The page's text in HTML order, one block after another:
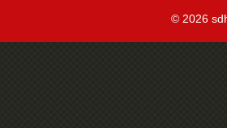
© 2026